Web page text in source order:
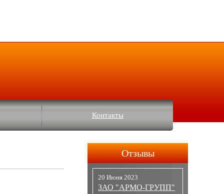
Контакты
Отзывы
20 Июня 2023
ЗАО "АРМО-ГРУПП"